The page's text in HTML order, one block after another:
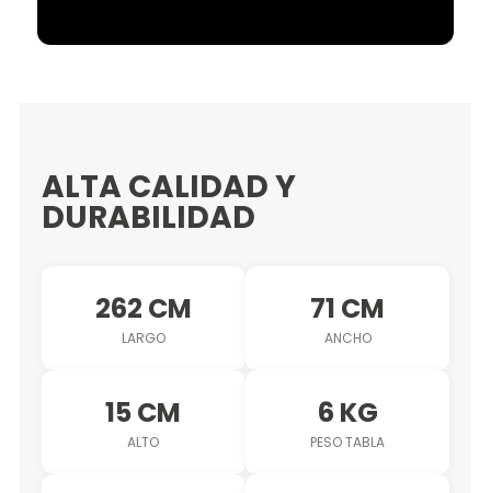
ALTA CALIDAD Y
DURABILIDAD
262 CM
LARGO
71 CM
ANCHO
15 CM
ALTO
6 KG
PESO TABLA